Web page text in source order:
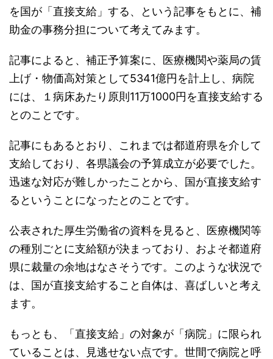
を国が「直接支給」する、という記事をもとに、補
助金の事務分担について考えてみます。
記事によると、補正予算案に、医療機関や薬局の賃
上げ・物価高対策として5341億円を計上し、病院
には、１病床あたり原則11万1000円を直接支給する
とのことです。
記事にもあるとおり、これまでは都道府県を介して
支給しており、各県議会の予算成立が必要でした。
迅速な対応が難しかったことから、国が直接支給す
るということになったとのことです。
公表された厚生労働省の資料を見ると、医療機関等
の種別ごとに支給額が決まっており、およそ都道府
県に裁量の余地はなさそうです。このような状況で
は、国が直接支給すること自体は、喜ばしいと考え
ます。
もっとも、「直接支給」の対象が「病院」に限られ
ていることは、見逃せない点です。世間で病院と呼